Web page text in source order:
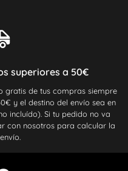
superiores a 50€
gratis de tus compras siempre
y el destino del envío sea en
incluído). Si tu pedido no va
con nosotros para calcular la